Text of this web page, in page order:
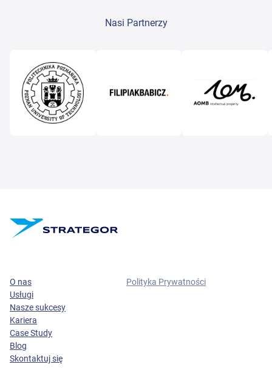
Nasi Partnerzy
O nas
Usługi
Nasze sukcesy
Kariera
Case Study
Blog
Skontaktuj się
Polityka Prywatności